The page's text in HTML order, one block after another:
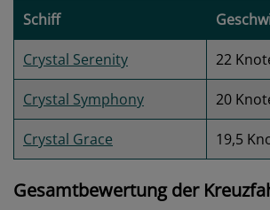
Schiff
Crystal Serenity 22
Crystal Symphony 20
Crystal Grace 19,5
Gesamtbewertung der